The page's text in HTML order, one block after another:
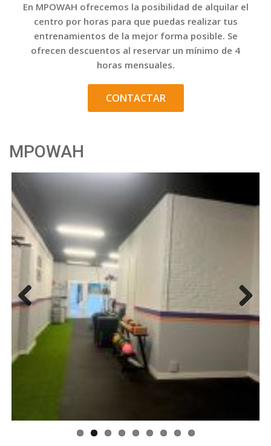
En MPOWAH ofrecemos la posibilidad de alquilar el
centro por horas para que puedas realizar tus
entrenamientos de la mejor forma posible. Se
ofrecen descuentos al reservar un mínimo de 4
horas mensuales.
CONTACTAR
MPOWAH
Previous Next